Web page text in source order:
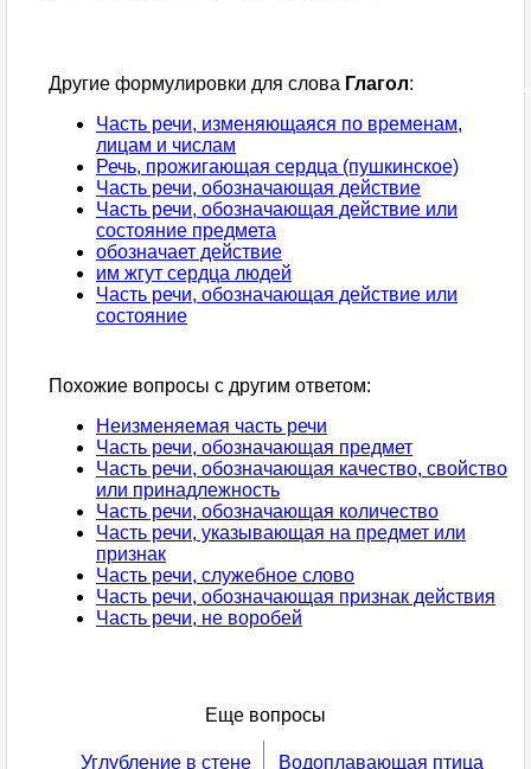
Другие формулировки для слова Глагол:
Часть речи, изменяющаяся по временам,
лицам и числам
Речь, прожигающая сердца (пушкинское)
Часть речи, обозначающая действие
Часть речи, обозначающая действие или
состояние предмета
обозначает действие
им жгут сердца людей
Часть речи, обозначающая действие или
состояние
Похожие вопросы с другим ответом:
Неизменяемая часть речи
Часть речи, обозначающая предмет
Часть речи, обозначающая качество, свойство
или принадлежность
Часть речи, обозначающая количество
Часть речи, указывающая на предмет или
признак
Часть речи, служебное слово
Часть речи, обозначающая признак действия
Часть речи, не воробей
Еще вопросы
Углубление в стене Водоплавающая птица